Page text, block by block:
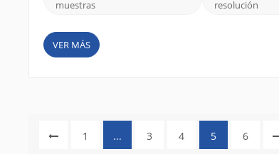
muestras
resolución
VER MÁS
1 ... 3 4 5 6